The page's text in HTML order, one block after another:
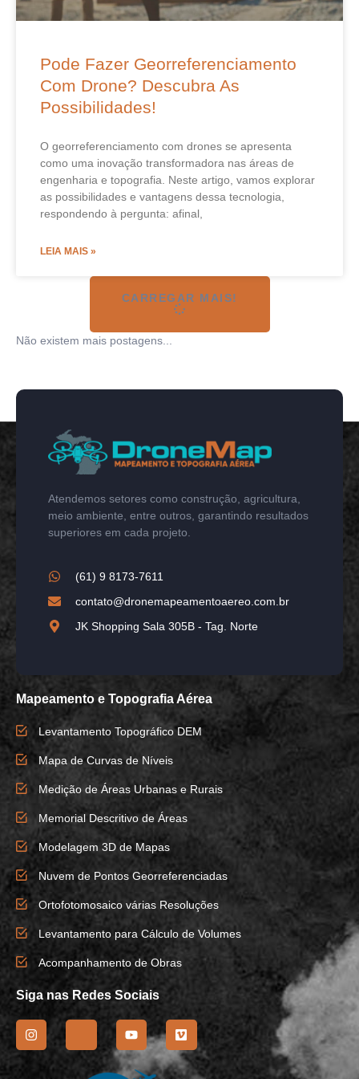
Pode Fazer Georreferenciamento
Com Drone? Descubra As
Possibilidades!
O georreferenciamento com drones se apresenta
como uma inovação transformadora nas áreas de
engenharia e topografia. Neste artigo, vamos explorar
as possibilidades e vantagens dessa tecnologia,
respondendo à pergunta: afinal,
LEIA MAIS »
CARREGAR MAIS!
Não existem mais postagens...
Atendemos setores como construção, agricultura,
meio ambiente, entre outros, garantindo resultados
superiores em cada projeto.
(61) 9 8173-7611
contato@dronemapeamentoaereo.com.br
JK Shopping Sala 305B - Tag. Norte
Mapeamento e Topografia Aérea
Levantamento Topográfico DEM
Mapa de Curvas de Níveis
Medição de Áreas Urbanas e Rurais
Memorial Descritivo de Áreas
Modelagem 3D de Mapas
Nuvem de Pontos Georreferenciadas
Ortofotomosaico várias Resoluções
Levantamento para Cálculo de Volumes
Acompanhamento de Obras
Siga nas Redes Sociais